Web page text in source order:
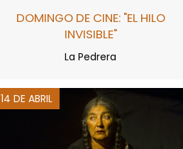
DOMINGO DE CINE: "EL HILO
INVISIBLE"
La Pedrera
14 DE ABRIL